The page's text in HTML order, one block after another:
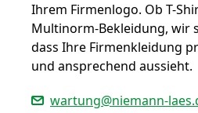
Ihrem Firmenlogo. Ob T-
Multinorm-Bekleidung, wir
dass Ihre Firmenkleidung
und ansprechend aussieht.
wartung@niemann-